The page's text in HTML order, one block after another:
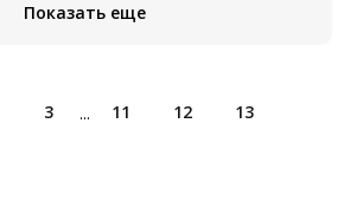
Показать еще
3 ... 11 12 13